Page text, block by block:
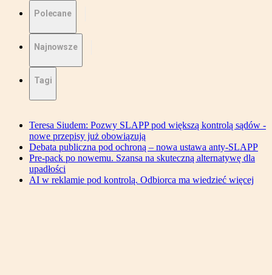
Polecane
Najnowsze
Tagi
Teresa Siudem: Pozwy SLAPP pod większą kontrolą sądów -
nowe przepisy już obowiązują
Debata publiczna pod ochroną – nowa ustawa anty-SLAPP
Pre-pack po nowemu. Szansa na skuteczną alternatywę dla
upadłości
AI w reklamie pod kontrolą. Odbiorca ma wiedzieć więcej